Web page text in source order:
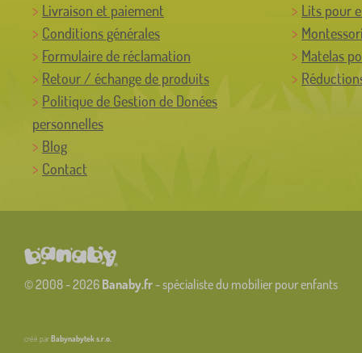
Livraison et paiement
Conditions générales
Formulaire de réclamation
Retour / échange de produits
Politique de Gestion de Donées
personnelles
Blog
Contact
Lits pour
Montessori
Matelas
© 2008 - 2026 Banaby.fr- spécialiste du mobilier pour enfants
créé par Babynabytek s.r.o.